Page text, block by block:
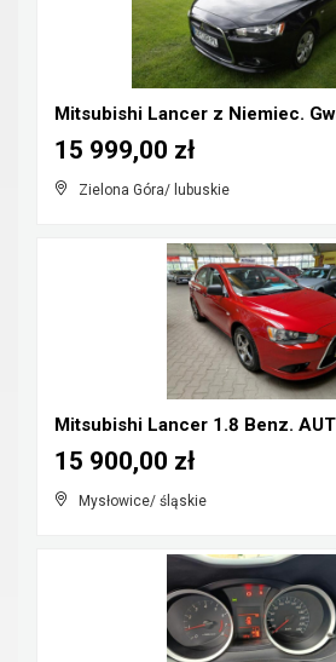
Zielona Góra/ lubuskie
15 999,00 zł
Mitsubishi Lancer 1.8 Benz.
Mysłowice/ śląskie
15 900,00 zł